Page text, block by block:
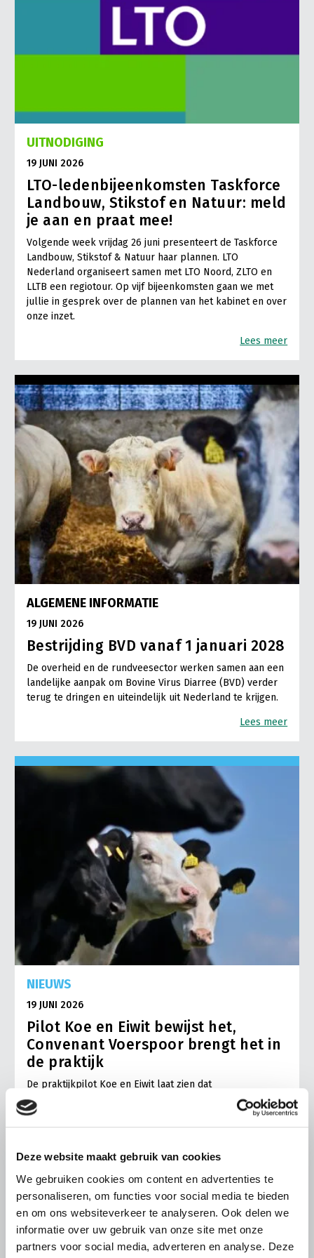
Deze website maakt gebruik van cookies
We gebruiken cookies om content en advertenties te
personaliseren, om functies voor social media te bieden
en om ons websiteverkeer te analyseren. Ook delen we
informatie over uw gebruik van onze site met onze
partners voor social media, adverteren en analyse. Deze
UITNODIGING
19 JUNI 2026
LTO-ledenbijeenkomsten Taskforce
Landbouw, Stikstof en Natuur: meld
je aan en praat mee!
Volgende week vrijdag 26 juni presenteert de Taskforce
Landbouw, Stikstof & Natuur haar plannen. LTO
Nederland organiseert samen met LTO Noord, ZLTO en
LLTB een regiotour. Op vijf bijeenkomsten gaan we met
jullie in gesprek over de plannen van het kabinet en over
onze inzet.
Lees meer
ALGEMENE INFORMATIE
19 JUNI 2026
Bestrijding BVD vanaf 1 januari 2028
De overheid en de rundveesector werken samen aan een
landelijke aanpak om Bovine Virus Diarree (BVD) verder
terug te dringen en uiteindelijk uit Nederland te krijgen.
Lees meer
NIEUWS
19 JUNI 2026
Pilot Koe en Eiwit bewijst het,
Convenant Voerspoor brengt het in
de praktijk
De praktijkpilot Koe en Eiwit laat zien dat
melkveehouders met gerichte rantsoensturing succesvol
minder ruw eiwit kunnen voeren